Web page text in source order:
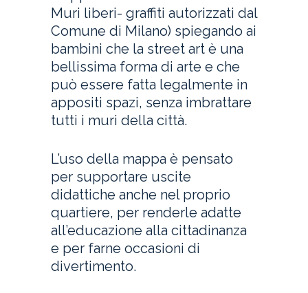
Muri liberi- graffiti autorizzati dal
Comune di Milano) spiegando ai
bambini che la street art è una
bellissima forma di arte e che
può essere fatta legalmente in
appositi spazi, senza imbrattare
tutti i muri della città.
L’uso della mappa è pensato
per supportare uscite
didattiche anche nel proprio
quartiere, per renderle adatte
all’educazione alla cittadinanza
e per farne occasioni di
divertimento.